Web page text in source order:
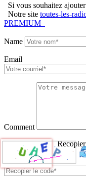
Si vous souhaitez
Notre site toutes-les-
PREMIUM
Name
Email
Comment